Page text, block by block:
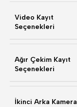
Video Kayıt
Seçenekleri
Ağır Çekim Kayıt
Seçenekleri
İkinci Arka Kamera